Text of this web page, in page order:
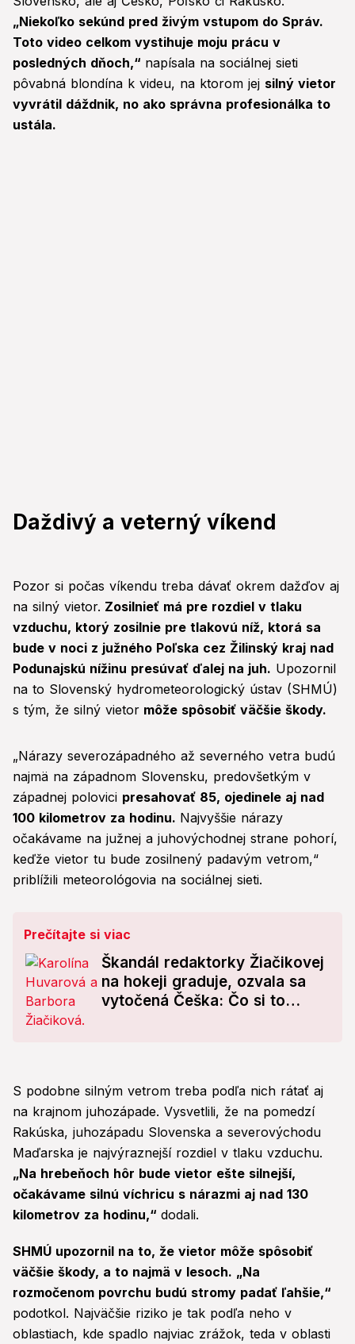
„Niekoľko sekúnd pred živým vstupom do Správ.
Toto video celkom vystihuje moju prácu v
posledných dňoch,“ napísala na sociálnej sieti
pôvabná blondína k videu, na ktorom jej silný vietor
vyvrátil dáždnik, no ako správna profesionálka to
ustála.
Daždivý a veterný víkend
Pozor si počas víkendu treba dávať okrem dažďov aj
na silný vietor. Zosilnieť má pre rozdiel v tlaku
vzduchu, ktorý zosilnie pre tlakovú níž, ktorá sa
bude v noci z južného Poľska cez Žilinský kraj nad
Podunajskú nížinu presúvať ďalej na juh. Upozornil
na to Slovenský hydrometeorologický ústav (SHMÚ)
s tým, že silný vietor môže spôsobiť väčšie škody.
„Nárazy severozápadného až severného vetra budú
najmä na západnom Slovensku, predovšetkým v
západnej polovici presahovať 85, ojedinele aj nad
100 kilometrov za hodinu. Najvyššie nárazy
očakávame na južnej a juhovýchodnej strane pohorí,
keďže vietor tu bude zosilnený padavým vetrom,“
priblížili meteorológovia na sociálnej sieti.
Prečítajte si viac
Škandál redaktorky Žiačikovej
na hokeji graduje, ozvala sa
vytočená Češka: Čo si to
S podobne silným vetrom treba podľa nich rátať aj
na krajnom juhozápade. Vysvetlili, že na pomedzí
Rakúska, juhozápadu Slovenska a severovýchodu
Maďarska je najvýraznejší rozdiel v tlaku vzduchu.
„Na hrebeňoch hôr bude vietor ešte silnejší,
očakávame silnú víchricu s nárazmi aj nad 130
kilometrov za hodinu,“ dodali.
SHMÚ upozornil na to, že vietor môže spôsobiť
väčšie škody, a to najmä v lesoch. „Na
rozmočenom povrchu budú stromy padať ľahšie,“
podotkol. Najväčšie riziko je tak podľa neho v
oblastiach, kde spadlo najviac zrážok, teda v oblasti